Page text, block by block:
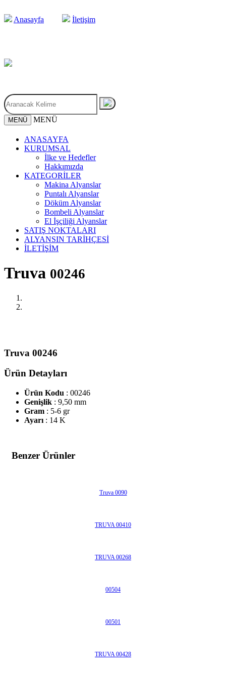
Anasayfa İletişim
MENÜ MENÜ
ANASAYFA
KURUMSAL
İlke ve Hedefler
Hakkımızda
KATEGORİLER
Makina Alyanslar
Puntalı Alyanslar
Döküm Alyanslar
Bombeli Alyanslar
El İşçiliği Alyanslar
SATIŞ NOKTALARI
ALYANSIN TARİHÇESİ
İLETİŞİM
Truva 00246
Truva 00246
Ürün Detayları
Ürün Kodu : 00246
Genişlik : 9,50 mm
Gram : 5-6 gr
Ayarı : 14 K
Benzer Ürünler
Truva 0090
TRUVA 00410
TRUVA 00268
00504
00501
TRUVA 00428